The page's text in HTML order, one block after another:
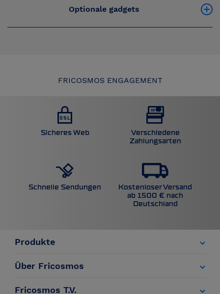
Optionale gadgets
FRICOSMOS ENGAGEMENT
Sicheres Web
Verschiedene
Zahlungsarten
Schnelle Sendungen
Kostenloser Versand
ab 1500 € nach
Deutschland
Produkte
Über Fricosmos
Fricosmos T.V.